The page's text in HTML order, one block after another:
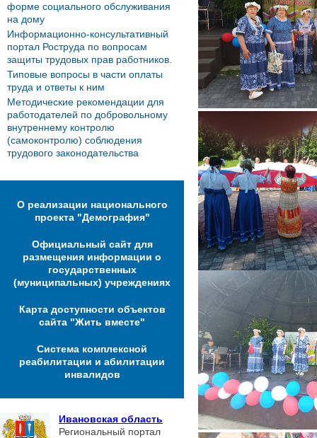
форме социального обслуживания
на дому
Информационно-консультативный
портал Роструда по вопросам
защиты трудовых прав работников.
Типовые вопросы в части оплаты
труда и ответы к ним
Методические рекомендации для
работодателей по добровольному
внутреннему контролю
(самоконтролю) соблюдения
трудового законодательства
О реализации национального
проекта "Демография"
Официальный сайт для
размещения информации о
государственных
(муниципальных) учреждениях
Карта доступности объектов
сайта "Жить вместе"
Система комплексной
реабилитации и абилитации
инвалидов
Ивановская область
Региональный портал